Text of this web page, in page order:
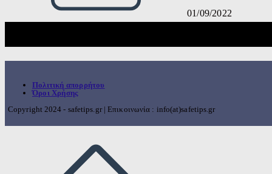
01/09/2022
Πολιτική απορρήτου
Όροι Χρήσης
Copyright 2024 - safetips.gr | Επικοινωνία : info(at)safetips.gr